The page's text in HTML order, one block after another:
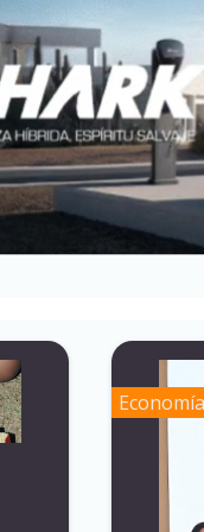
Economía